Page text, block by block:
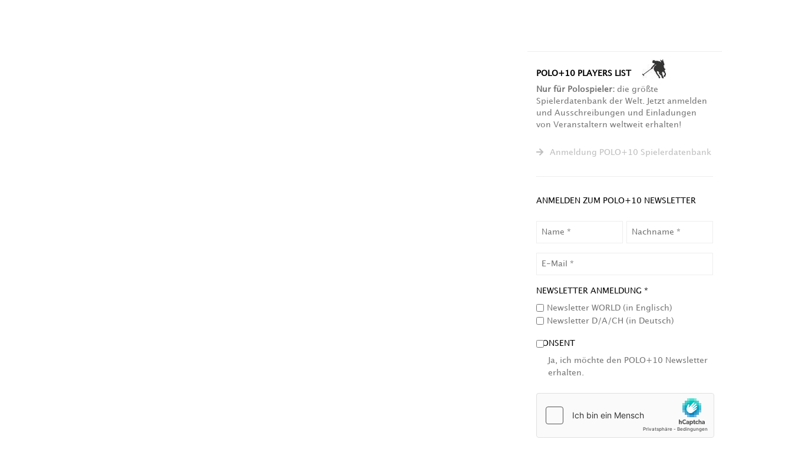
POLO+10 PLAYERS LIST
Nur für Polospieler: die größte
Spielerdatenbank der Welt. Jetzt anmelden
und Ausschreibungen und Einladungen
von Veranstaltern weltweit erhalten!
Anmeldung POLO+10 Spielerdatenbank
ANMELDEN ZUM POLO+10 NEWSLETTER
NEWSLETTER ANMELDUNG *
Newsletter WORLD (in Englisch)
Newsletter D/A/CH (in Deutsch)
CONSENT
Ja, ich möchte den POLO+10 Newsletter
erhalten.